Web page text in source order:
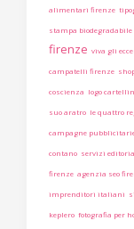
alimentari firenze
stampa biodegradabile
firenze viva gli
campatelli firenze
coscienza logo
suo aratro le quattro
campagne
contano servizi
firenze agenzia seo
imprenditori italiani
keplero fotografia per